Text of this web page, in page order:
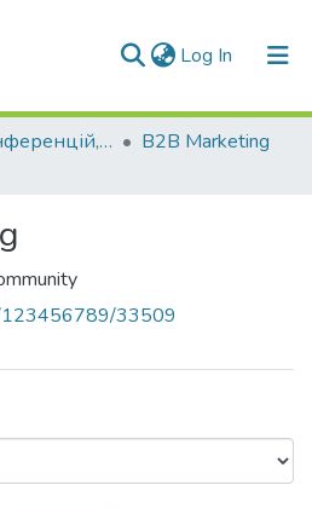
Log In (current)
Матеріали конференцій, семінарів і т.п.
B2B Marketing
123456789/33509